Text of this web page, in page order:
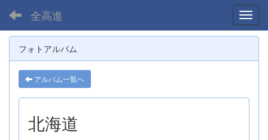
全高進
フォトアルバム
アルバム一覧へ
北海道